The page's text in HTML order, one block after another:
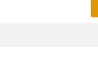
und Links